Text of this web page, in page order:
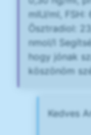
mIU/ml, FSH:
Ösztradiol:
nmol/l
hogy jónak
köszönöm
Kedves